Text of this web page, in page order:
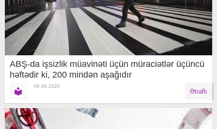
ABŞ-da işsizlik müavinəti üçün müraciətlər üçüncü
həftədir ki, 200 mindən aşağıdır
06.08.2026
Ətraflı